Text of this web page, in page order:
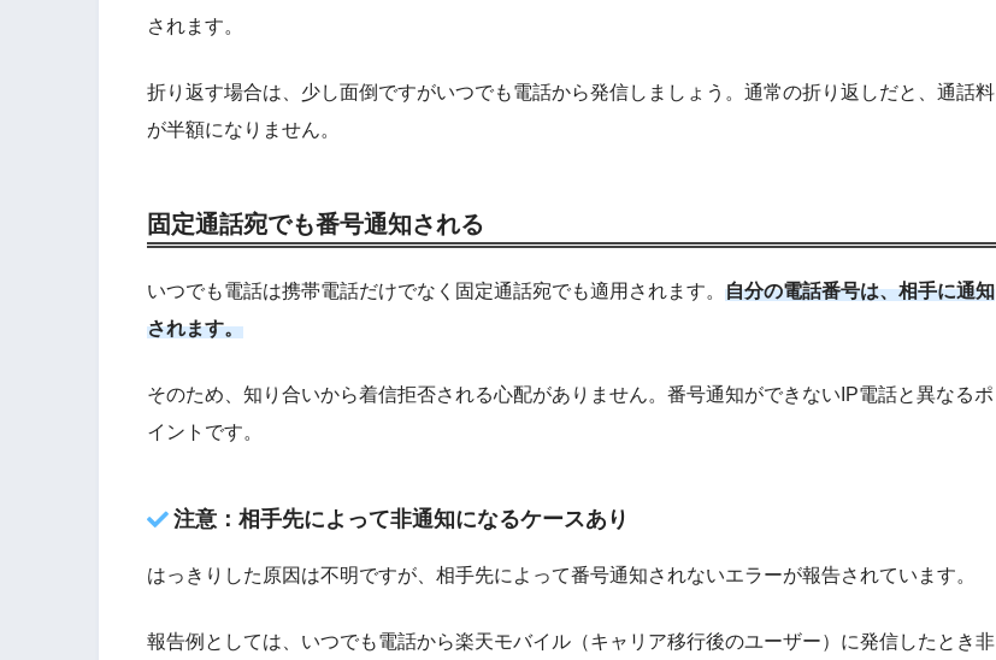
されます。
折り返す場合は、少し面倒ですがいつでも電話から発信しましょう。通常の折り返しだと、通話料
が半額になりません。
固定通話宛でも番号通知される
いつでも電話は携帯電話だけでなく固定通話宛でも適用されます。 自分の電話番号は、相手に通知
されます。
そのため、知り合いから着信拒否される心配がありません。番号通知ができないIP電話と異なるポ
イントです。
注意：相手先によって非通知になるケースあり
はっきりした原因は不明ですが、相手先によって番号通知されないエラーが報告されています。
報告例としては、いつでも電話から楽天モバイル（キャリア移行後のユーザー）に発信したとき非